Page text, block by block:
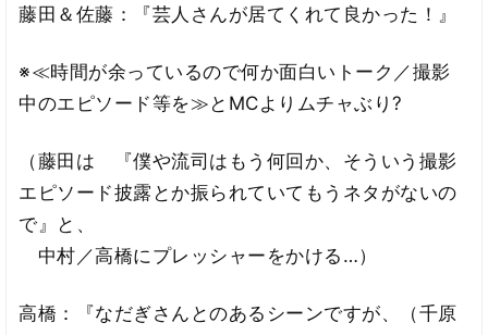
藤田＆佐藤：『芸人さんが居てくれて良かった！』
※≪時間が余っているので何か面白いトーク／撮影
中のエピソード等を≫とMCよりムチャぶり?
（藤田は 『僕や流司はもう何回か、そういう撮影
エピソード披露とか振られていてもうネタがないの
で』と、
中村／高橋にプレッシャーをかける…）
高橋：『なだぎさんとのあるシーンですが、（千原